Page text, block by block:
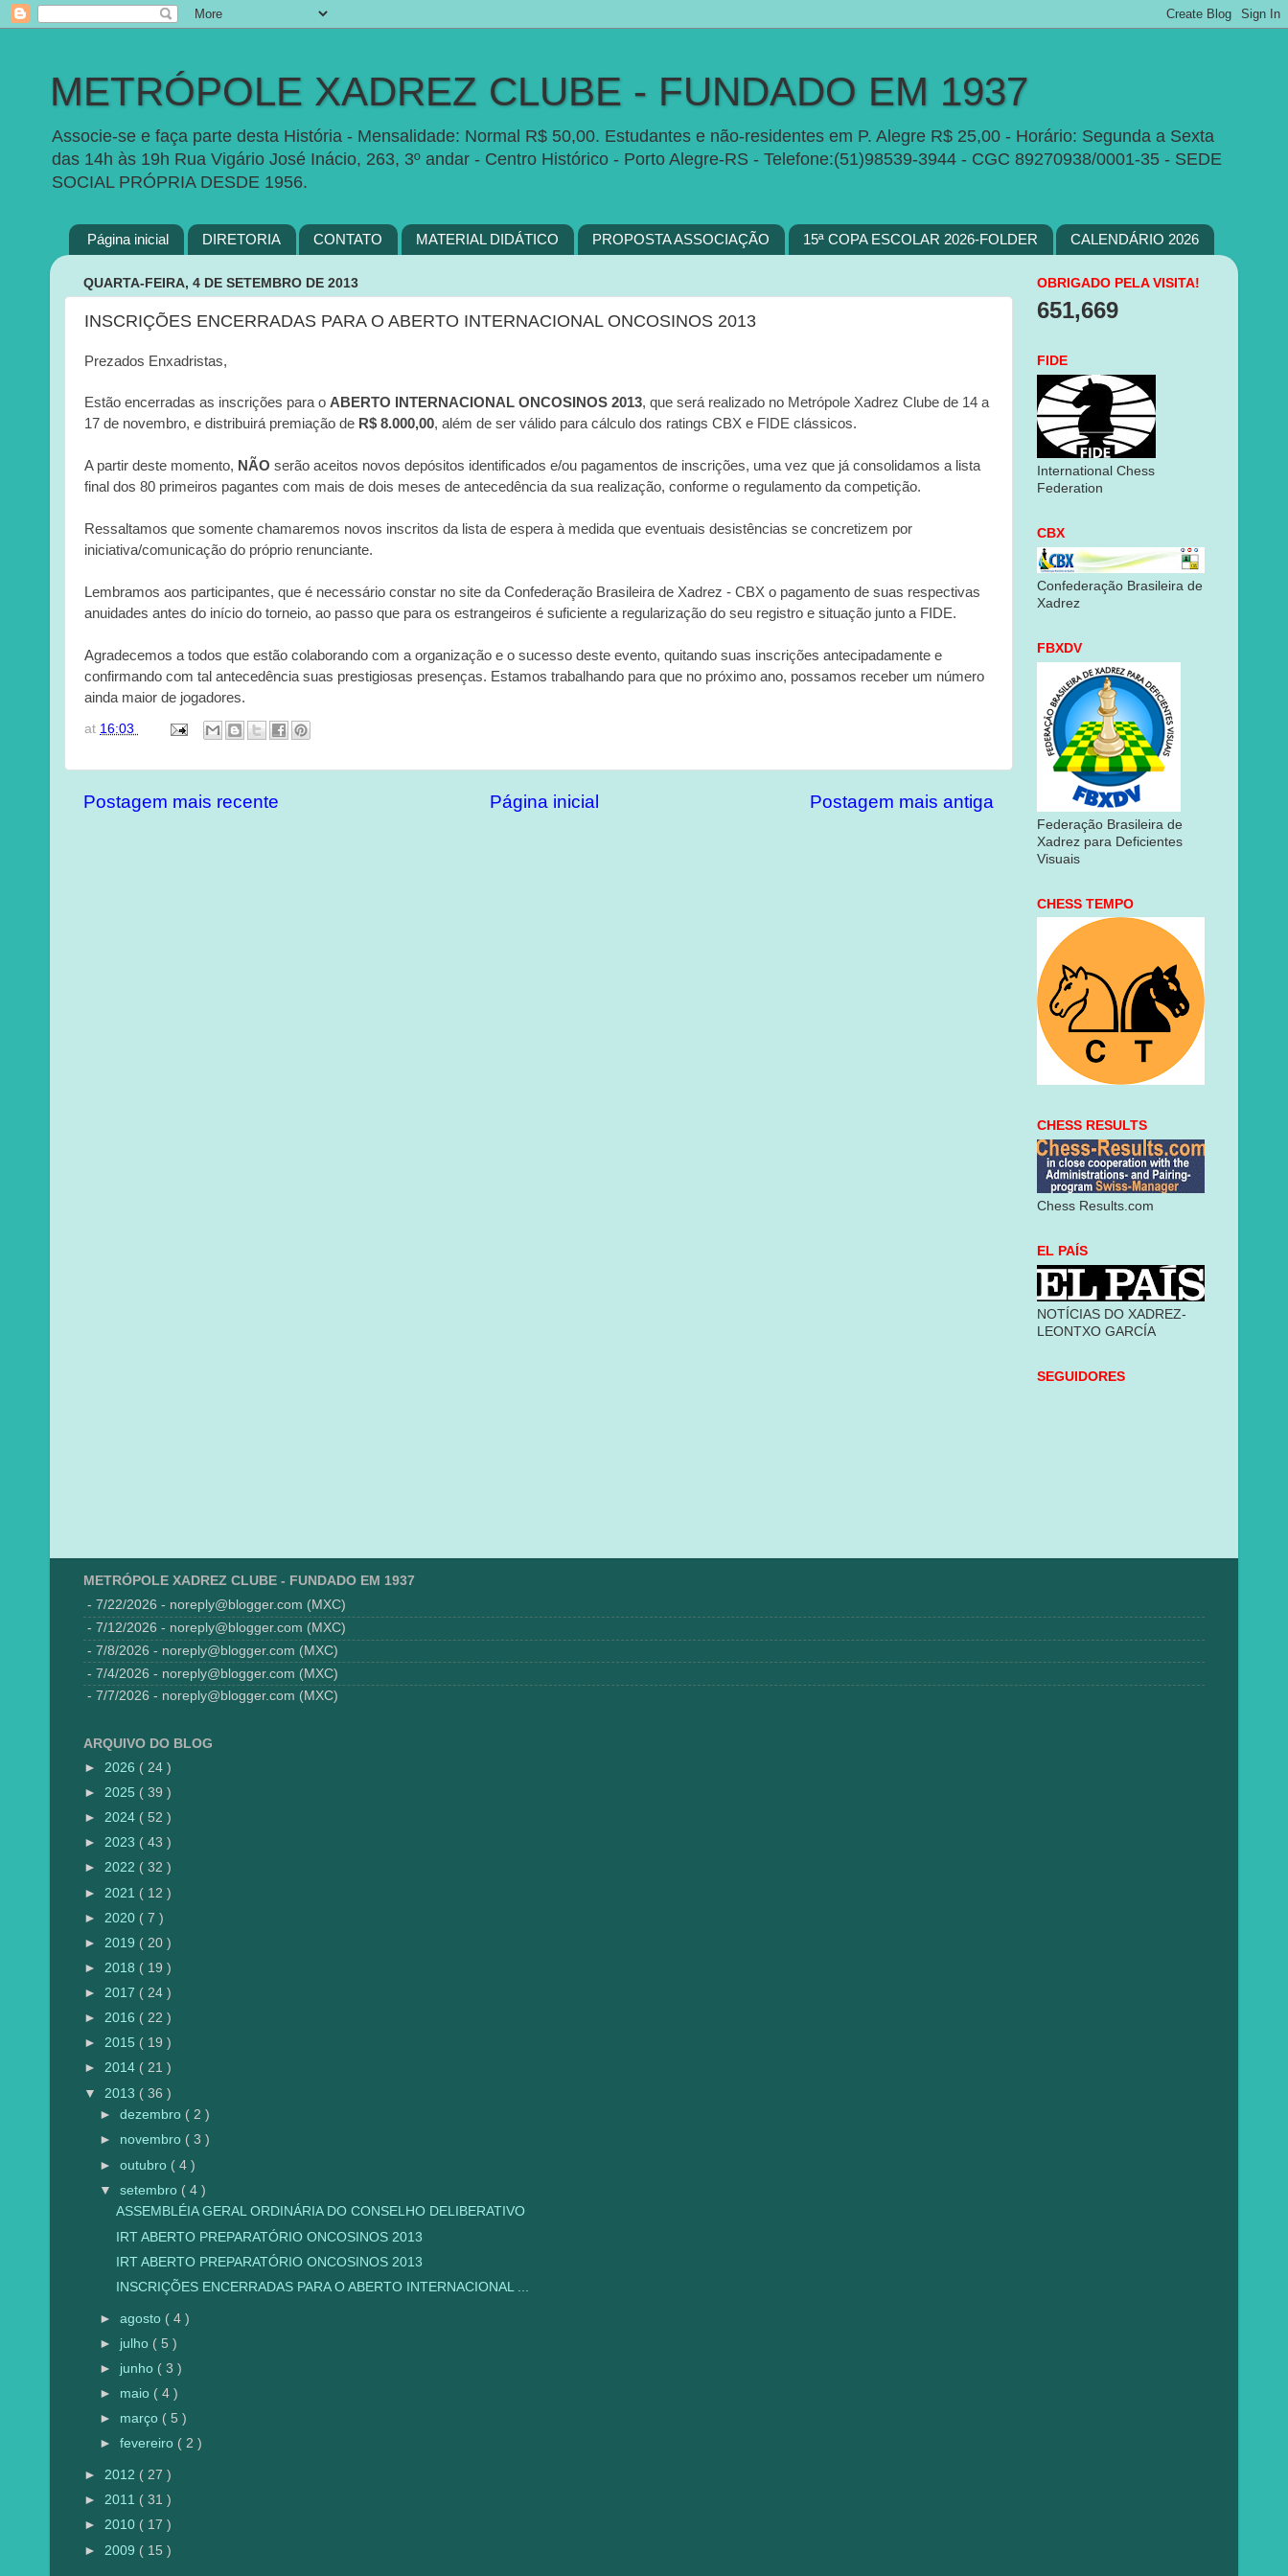
METRÓPOLE XADREZ CLUBE - FUNDADO EM 1937
Associe-se e faça parte desta História - Mensalidade: Normal R$ 50,00. Estudantes e não-residentes em P. Alegre R$ 25,00 - Horário: Segunda a Sexta
das 14h às 19h Rua Vigário José Inácio, 263, 3º andar - Centro Histórico - Porto Alegre-RS - Telefone:(51)98539-3944 - CGC 89270938/0001-35 - SEDE
SOCIAL PRÓPRIA DESDE 1956.
Página inicial DIRETORIA CONTATO MATERIAL DIDÁTICO PROPOSTA ASSOCIAÇÃO 15ª COPA ESCOLAR 2026-FOLDER CALENDÁRIO 2026
QUARTA-FEIRA, 4 DE SETEMBRO DE 2013
Prezados Enxadristas,
Estão encerradas as inscrições para o ABERTO INTERNACIONAL ONCOSINOS 2013, que será realizado no Metrópole Xadrez Clube de 14 a
17 de novembro, e distribuirá premiação de R$ 8.000,00, além de ser válido para cálculo dos ratings CBX e FIDE clássicos.
A partir deste momento, NÃO serão aceitos novos depósitos identificados e/ou pagamentos de inscrições, uma vez que já consolidamos a lista
final dos 80 primeiros pagantes com mais de dois meses de antecedência da sua realização, conforme o regulamento da competição.
Ressaltamos que somente chamaremos novos inscritos da lista de espera à medida que eventuais desistências se concretizem por
iniciativa/comunicação do próprio renunciante.
Lembramos aos participantes, que é necessário constar no site da Confederação Brasileira de Xadrez - CBX o pagamento de suas respectivas
anuidades antes do início do torneio, ao passo que para os estrangeiros é suficiente a regularização do seu registro e situação junto a FIDE.
Agradecemos a todos que estão colaborando com a organização e o sucesso deste evento, quitando suas inscrições antecipadamente e
confirmando com tal antecedência suas prestigiosas presenças. Estamos trabalhando para que no próximo ano, possamos receber um número
ainda maior de jogadores.
at 16:03
Postagem mais recente Postagem mais antiga
Página inicial
OBRIGADO PELA VISITA!
651,669
FIDE
International Chess
Federation
CBX
Confederação Brasileira de
Xadrez
FBXDV
Federação Brasileira de
Xadrez para Deficientes
Visuais
CHESS TEMPO
CHESS RESULTS
Chess Results.com
EL PAÍS
NOTÍCIAS DO XADREZ-
LEONTXO GARCÍA
SEGUIDORES
METRÓPOLE XADREZ CLUBE - FUNDADO EM 1937
- 7/22/2026 - noreply@blogger.com (MXC)
- 7/12/2026 - noreply@blogger.com (MXC)
- 7/8/2026 - noreply@blogger.com (MXC)
- 7/4/2026 - noreply@blogger.com (MXC)
- 7/7/2026 - noreply@blogger.com (MXC)
ARQUIVO DO BLOG
► 2026 ( 24 )
► 2025 ( 39 )
► 2024 ( 52 )
► 2023 ( 43 )
► 2022 ( 32 )
► 2021 ( 12 )
► 2020 ( 7 )
► 2019 ( 20 )
► 2018 ( 19 )
► 2017 ( 24 )
► 2016 ( 22 )
► 2015 ( 19 )
► 2014 ( 21 )
▼ 2013 ( 36 )
►dezembro ( 2 )
► novembro ( 3 )
►outubro ( 4 )
▼setembro ( 4 )
ASSEMBLÉIA GERAL ORDINÁRIA DO CONSELHO DELIBERATIVO
IRT ABERTO PREPARATÓRIO ONCOSINOS 2013
IRT ABERTO PREPARATÓRIO ONCOSINOS 2013
INSCRIÇÕES ENCERRADAS PARA O ABERTO INTERNACIONAL ...
►agosto ( 4 )
► julho ( 5 )
► junho ( 3 )
► maio ( 4 )
► março ( 5 )
►fevereiro ( 2 )
► 2012 ( 27 )
► 2011 ( 31 )
► 2010 ( 17 )
► 2009 ( 15 )